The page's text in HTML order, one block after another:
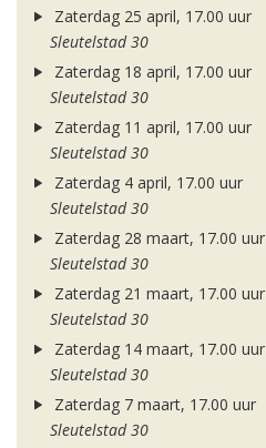
Zaterdag 25 april, 17.00 uur
Sleutelstad 30
Zaterdag 18 april, 17.00 uur
Sleutelstad 30
Zaterdag 11 april, 17.00 uur
Sleutelstad 30
Zaterdag 4 april, 17.00 uur
Sleutelstad 30
Zaterdag 28 maart, 17.00 uur
Sleutelstad 30
Zaterdag 21 maart, 17.00 uur
Sleutelstad 30
Zaterdag 14 maart, 17.00 uur
Sleutelstad 30
Zaterdag 7 maart, 17.00 uur
Sleutelstad 30